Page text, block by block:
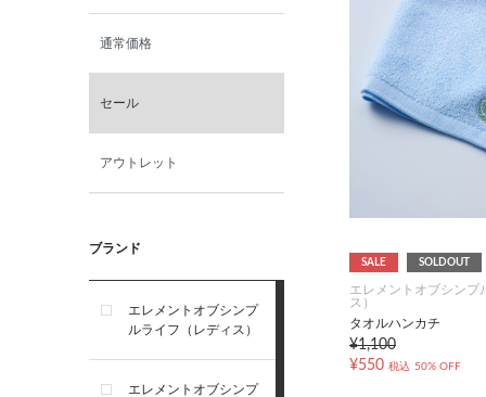
通常価格
セール
アウトレット
ブランド
エレメントオブシンプ
ルライフ（レディス）
エレメントオブシンプ
SALE SOLDOUT
エレメントオブシンプ
ス）
タオルハンカチ
¥1,100
¥550 税込 50% OFF